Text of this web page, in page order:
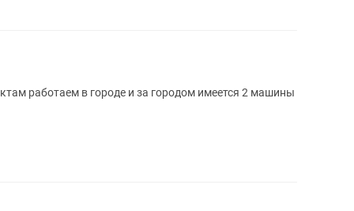
работаем в городе и за городом имеется 2 машины